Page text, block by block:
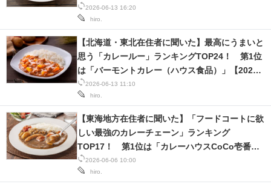
2026-06-13 16:20
hiro.
新調査結果】
2026-06-13 11:10
hiro.
【北海道・東北在住者に聞いた】最高にうまいと
思う「カレールー」ランキングTOP24！ 第1位
は「バーモントカレー（ハウス食品）」【2026
年最新調査結果】
2026-06-06 10:00
hiro.
【東海地方在住者に聞いた】「フードコートに欲
しい最強のカレーチェーン」ランキング
TOP17！ 第1位は「カレーハウスCoCo壱番
屋」【2026年最新調査結果】